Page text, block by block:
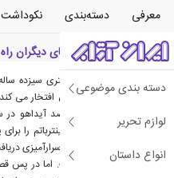
دسته بندی موضوعی
لوازم تحریر
انواع داستان
معرفی دسته‌بندی نکوداشت
معرفی کتاب با کفش های دیگران راه
سالامانکا تری هیدل، دختری سیزده
اصیل جاری در رگ هایش افتخار می
غریبش از اوهایو به مقصد آیداهو
شخصیتی به نام فیبی وینترباتم را
دختری بود که پیام های اسرارآمیزی
مادرش ناپدید شده است. اما در پس